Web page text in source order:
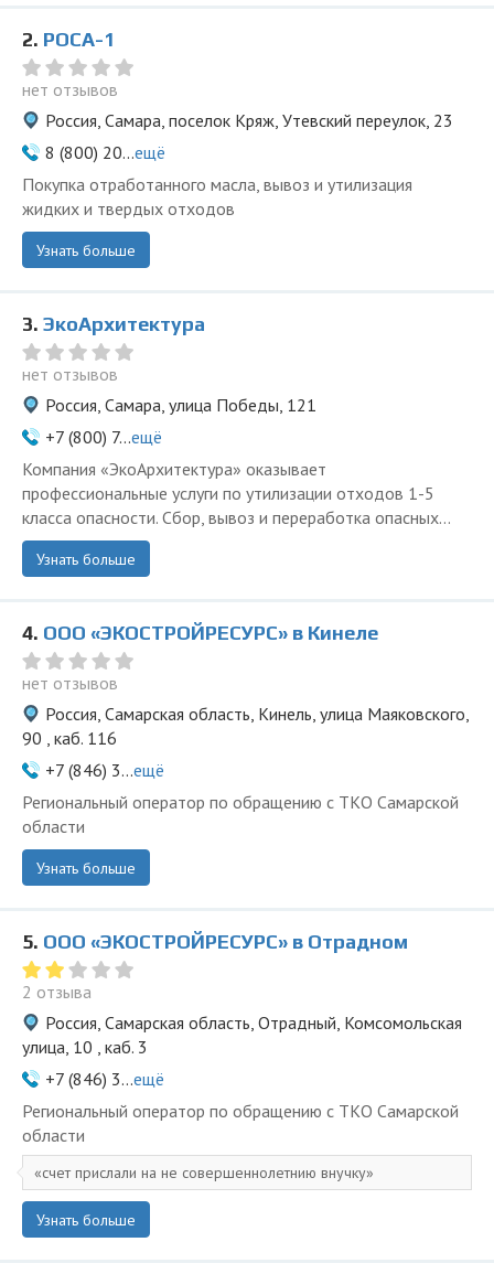
2. РОСА-1
нет отзывов
Россия, Самара, поселок Кряж, Утевский переулок, 23
8 (800) 20...ещё
Покупка отработанного масла, вывоз и утилизация
жидких и твердых отходов
Узнать больше
3. ЭкоАрхитектура
нет отзывов
Россия, Самара, улица Победы, 121
+7 (800) 7...ещё
Компания «ЭкоАрхитектура» оказывает
профессиональные услуги по утилизации отходов 1-5
класса опасности. Сбор, вывоз и переработка опасных...
Узнать больше
4. ООО «ЭКОСТРОЙРЕСУРС» в Кинеле
нет отзывов
Россия, Самарская область, Кинель, улица Маяковского,
90 , каб. 116
+7 (846) 3...ещё
Региональный оператор по обращению с ТКО Самарской
области
Узнать больше
5. ООО «ЭКОСТРОЙРЕСУРС» в Отрадном
2 отзыва
Россия, Самарская область, Отрадный, Комсомольская
улица, 10 , каб. 3
+7 (846) 3...ещё
Региональный оператор по обращению с ТКО Самарской
области
счет прислали на не совершеннолетнию внучку
Узнать больше